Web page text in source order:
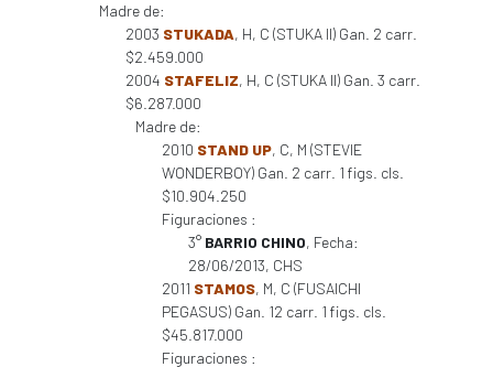
Madre de:
2003 STUKADA, H, C (STUKA II) Gan. 2 carr.
$2.459.000
2004 STAFELIZ, H, C (STUKA II) Gan. 3 carr.
$6.287.000
Madre de:
2010 STAND UP, C, M (STEVIE
WONDERBOY) Gan. 2 carr. 1 figs. cls.
$10.904.250
Figuraciones :
3° BARRIO CHINO, Fecha:
28/06/2013, CHS
2011 STAMOS, M, C (FUSAICHI
PEGASUS) Gan. 12 carr. 1 figs. cls.
$45.817.000
Figuraciones :